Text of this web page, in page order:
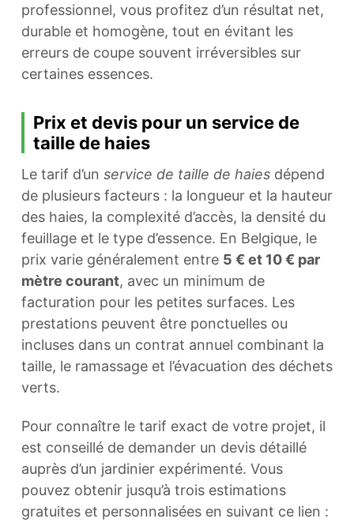
professionnel, vous profitez d’un résultat net,
durable et homogène, tout en évitant les
erreurs de coupe souvent irréversibles sur
certaines essences.
Prix et devis pour un service de
taille de haies
Le tarif d’un service de taille de haiesdépend
de plusieurs facteurs : la longueur et la hauteur
des haies, la complexité d’accès, la densité du
feuillage et le type d’essence. En Belgique, le
prix varie généralement entre 5 € et 10 € par
mètre courant, avec un minimum de
facturation pour les petites surfaces. Les
prestations peuvent être ponctuelles ou
incluses dans un contrat annuel combinant la
taille, le ramassage et l’évacuation des déchets
verts.
Pour connaître le tarif exact de votre projet, il
est conseillé de demander un devis détaillé
auprès d’un jardinier expérimenté. Vous
pouvez obtenir jusqu’à trois estimations
gratuites et personnalisées en suivant ce lien :